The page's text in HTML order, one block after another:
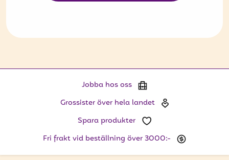
Event
Vill du få erbjudanden och vara den första
att få uppdateringar kring kampanjer?
Ange din e-postadress nedan för att ta del av våra
nyheter och erbjudanden.
Jobba hos oss
Grossister över hela landet
Spara produkter
Fri frakt vid beställning över 3000:-